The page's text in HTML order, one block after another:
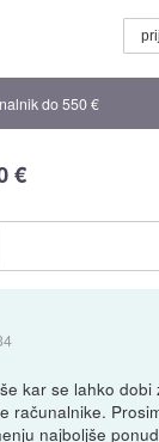
do 550 €
€
kar se lahko
računalnike.
najboljše